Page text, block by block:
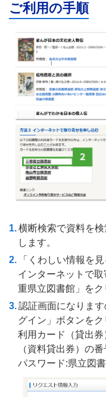
ご利用の手順
横断検索で資料を
します。
「くわしい情報を
インターネットで
重県立図書館」をク
認証画面になりま
グイン」ボタンをク
利用カード（貸出
（資料貸出券）の
パスワード:県立図